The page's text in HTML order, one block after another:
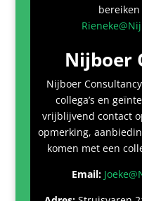
Nijboer
Nijboer
collega’s en
vrijblijvend contact
opmerking,
komen met een
Email: